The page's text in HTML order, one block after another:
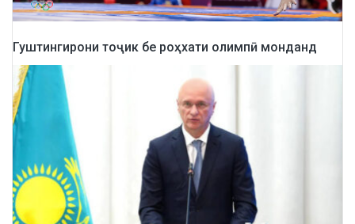
Гуштингирони тоҷик бе роҳхати олимпӣ монданд